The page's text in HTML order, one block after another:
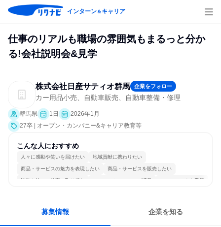
インターン＆キャリア
仕事のリアルも職場の雰囲気もまるっと分か
る!会社説明会&見学
株式会社日産サティオ群馬 企業をフォロー
カー用品小売、自動車販売、自動車整備・修理
群馬県 1日
2026年1月
27卒 | オープン・カンパニー&キャリア教育等
こんな人におすすめ
人々に感動や笑いを届けたい 地域貢献に携わりたい
商品・サービスの魅力を表現したい 商品・サービスを販売したい
情熱を持って仕事に取り組む コミュニケーションが活発 チームワークを重視
募集情報 企業を知る